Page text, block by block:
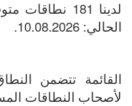
الحالي: 10.08.2026.
القائمة تتضمن
لأصحاب النطاقات